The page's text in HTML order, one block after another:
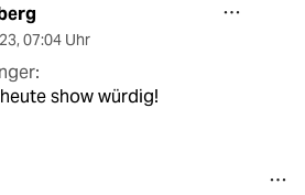
, 07:04 Uhr
show würdig!